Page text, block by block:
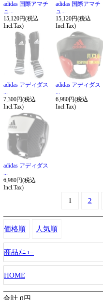
adidas 国際アマチ
ュ...
15,120円(税込
Incl.Tax)
adidas 国際アマチ
ュ...
15,120円(税込
Incl.Tax)
adidas アディダス
...
7,300円(税込
Incl.Tax)
adidas アディダス
...
6,980円(税込
Incl.Tax)
adidas アディダス
...
6,980円(税込
Incl.Tax)
1 2
価格順 人気順
商品ﾒﾆｭｰ
HOME